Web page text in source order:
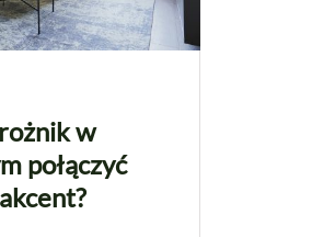
w
połączyć